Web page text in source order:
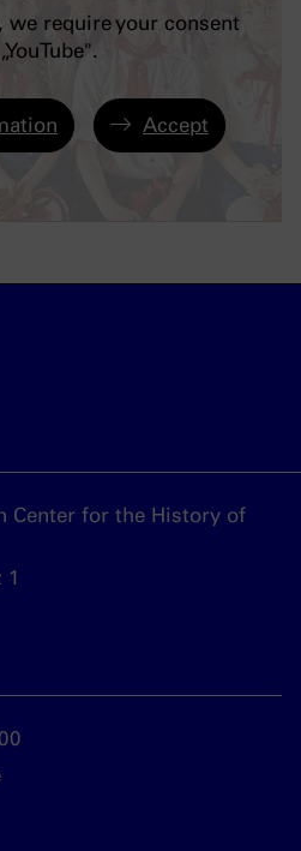
we require your consent
Accept
Center for the History of
1